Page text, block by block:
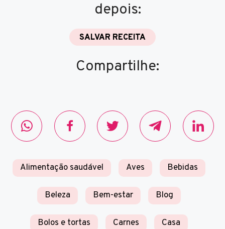
depois:
SALVAR RECEITA
Compartilhe:
Alimentação saudável Aves Bebidas
Beleza Bem-estar Blog
Bolos e tortas Carnes Casa